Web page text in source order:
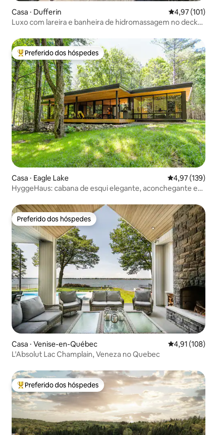
Casa ⋅ Dufferin 4,97 de uma
4,97 (101)
Luxo com lareira e banheira de hidromassagem no deck
Entre os melhores preferidos dos hóspedes
Preferido dos hóspedes
Casa ⋅ Eagle Lake 4,97 de uma
4,97 (139)
HyggeHaus: cabana de esqui elegante, aconchegante e
Preferido dos hóspedes
Preferido dos hóspedes
Casa ⋅ Venise-en-Québec 4,91 de uma
4,91 (108)
L'Absolut Lac Champlain, Veneza no Quebec
Entre os melhores preferidos dos hóspedes
Preferido dos hóspedes